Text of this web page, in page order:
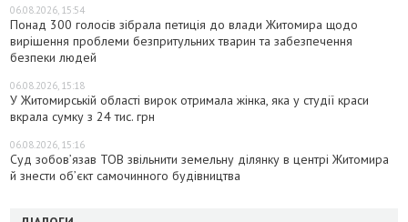
06.08.2026, 15:54
Понад 300 голосів зібрала петиція до влади Житомира щодо
вирішення проблеми безпритульних тварин та забезпечення
безпеки людей
06.08.2026, 15:18
У Житомирській області вирок отримала жінка, яка у студії краси
вкрала сумку з 24 тис. грн
06.08.2026, 15:16
Суд зобов’язав ТОВ звільнити земельну ділянку в центрі Житомира
й знести об’єкт самочинного будівництва